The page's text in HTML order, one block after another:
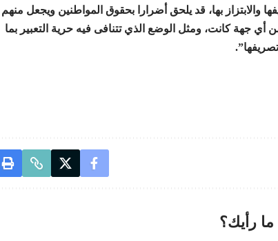
والابتزاز بها، قد يلحق أضرارا بحقوق المواطنين ويجعل منهم
أي جهة كانت، ومثل الوضع الذي تتنافى فيه حرية التعبير بما
ما رأيك؟